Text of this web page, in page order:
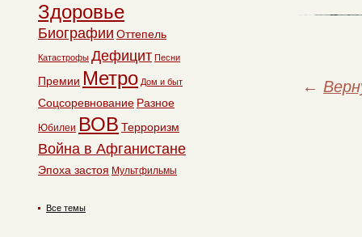
←
Здоровье
Биографии Оттепель
Катастрофы Дефицит Песни
Премии Метро Дом и быт
Соцсоревнование Разное
Юбилеи ВОВ Терроризм
Война в Афганистане
Эпоха застоя Мультфильмы
Все темы